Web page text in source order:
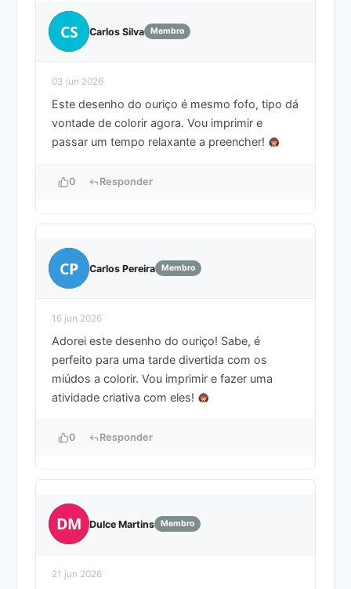
CS Carlos Silva Membro
03 jun 2026
Este desenho do ouriço é mesmo fofo, tipo dá
vontade de colorir agora. Vou imprimir e
passar um tempo relaxante a preencher!
0 Responder
CP Carlos Pereira Membro
16 jun 2026
Adorei este desenho do ouriço! Sabe, é
perfeito para uma tarde divertida com os
miúdos a colorir. Vou imprimir e fazer uma
atividade criativa com eles!
0 Responder
DM Dulce Martins Membro
21 jun 2026